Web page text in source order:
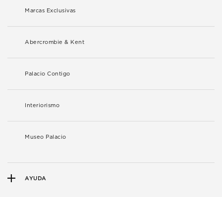
Marcas Exclusivas
Abercrombie & Kent
Palacio Contigo
Interiorismo
Museo Palacio
AYUDA